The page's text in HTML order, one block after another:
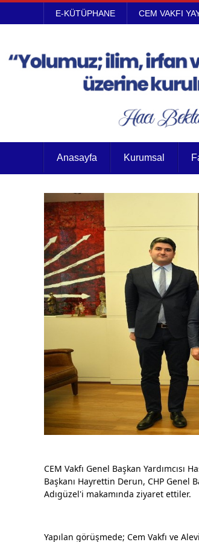
E-KÜTÜPHANE CEM VAKFI
Anasayfa Kurumsal
CEM Vakfı Genel Başkan
Başkanı Hayrettin Derun, CHP Genel
Adıgüzel'i makamında ziyaret ettiler.
Yapılan görüşmede; Cem Vakfı ve